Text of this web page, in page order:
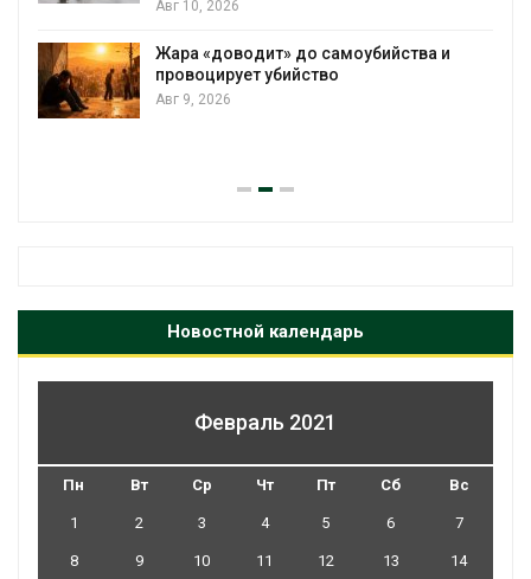
Авг 10, 2026
Жара «доводит» до самоубийства и
провоцирует убийство
Авг 9, 2026
Новостной календарь
Февраль 2021
Пн Вт Ср Чт Пт Сб Вс
1 2 3 4 5 6 7
8 9 10 11 12 13 14